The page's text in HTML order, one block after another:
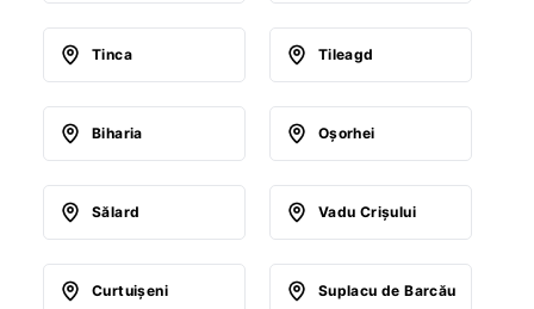
Tinca Tileagd
Biharia Oşorhei
Sălard Vadu Crişului
Curtuişeni Suplacu de Barcău